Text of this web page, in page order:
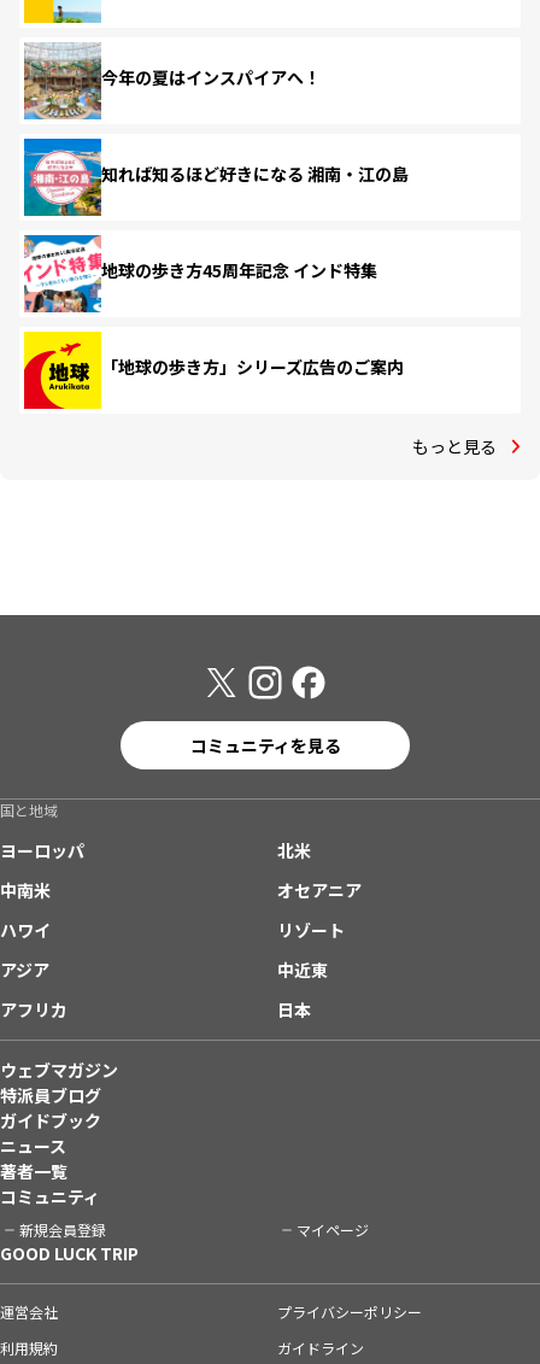
今年の夏はインスパイアへ！
知れば知るほど好きになる 湘南・江の島
地球の歩き方45周年記念 インド特集
「地球の歩き方」シリーズ広告のご案内
もっと見る
コミュニティを見る
国と地域
ヨーロッパ
北米
中南米
オセアニア
ハワイ
リゾート
アジア
中近東
アフリカ
日本
ウェブマガジン
特派員ブログ
ガイドブック
ニュース
著者一覧
コミュニティ
新規会員登録 マイページ
GOOD LUCK TRIP
運営会社
プライバシーポリシー
利用規約
ガイドライン